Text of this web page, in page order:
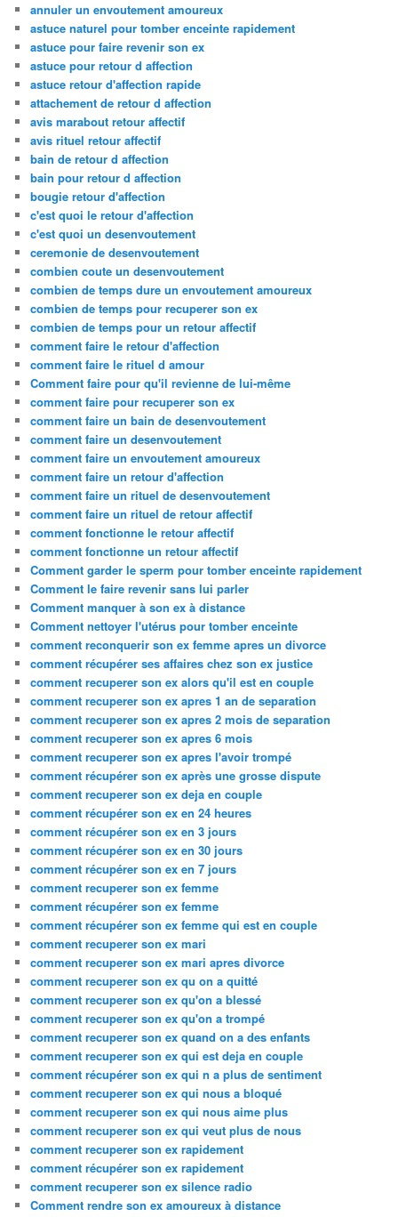
annuler un envoutement amoureux
astuce naturel pour tomber enceinte rapidement
astuce pour faire revenir son ex
astuce pour retour d affection
astuce retour d'affection rapide
attachement de retour d affection
avis marabout retour affectif
avis rituel retour affectif
bain de retour d affection
bain pour retour d affection
bougie retour d'affection
c'est quoi le retour d'affection
c'est quoi un desenvoutement
ceremonie de desenvoutement
combien coute un desenvoutement
combien de temps dure un envoutement amoureux
combien de temps pour recuperer son ex
combien de temps pour un retour affectif
comment faire le retour d'affection
comment faire le rituel d amour
Comment faire pour qu'il revienne de lui-même
comment faire pour recuperer son ex
comment faire un bain de desenvoutement
comment faire un desenvoutement
comment faire un envoutement amoureux
comment faire un retour d'affection
comment faire un rituel de desenvoutement
comment faire un rituel de retour affectif
comment fonctionne le retour affectif
comment fonctionne un retour affectif
Comment garder le sperm pour tomber enceinte rapidement
Comment le faire revenir sans lui parler
Comment manquer à son ex à distance
Comment nettoyer l'utérus pour tomber enceinte
comment reconquerir son ex femme apres un divorce
comment récupérer ses affaires chez son ex justice
comment recuperer son ex alors qu'il est en couple
comment recuperer son ex apres 1 an de separation
comment recuperer son ex apres 2 mois de separation
comment recuperer son ex apres 6 mois
comment recuperer son ex apres l'avoir trompé
comment récupérer son ex après une grosse dispute
comment recuperer son ex deja en couple
comment récupérer son ex en 24 heures
comment récupérer son ex en 3 jours
comment récupérer son ex en 30 jours
comment récupérer son ex en 7 jours
comment recuperer son ex femme
comment récupérer son ex femme
comment récupérer son ex femme qui est en couple
comment recuperer son ex mari
comment recuperer son ex mari apres divorce
comment recuperer son ex qu on a quitté
comment recuperer son ex qu'on a blessé
comment recuperer son ex qu'on a trompé
comment recuperer son ex quand on a des enfants
comment recuperer son ex qui est deja en couple
comment récupérer son ex qui n a plus de sentiment
comment recuperer son ex qui nous a bloqué
comment recuperer son ex qui nous aime plus
comment recuperer son ex qui veut plus de nous
comment recuperer son ex rapidement
comment récupérer son ex rapidement
comment recuperer son ex silence radio
Comment rendre son ex amoureux à distance